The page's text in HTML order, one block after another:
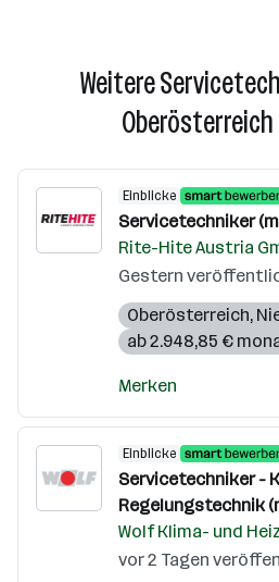
Weitere
Oberösterreich
Einblicke
Servicetechniker
Rite-Hite Austria
Gestern
Oberösterreich,
ab 2.948,85 €
Merken
Einblicke
Servicetechniker -
Regelungstechnik
Wolf Klima- und
vor 2 Tagen